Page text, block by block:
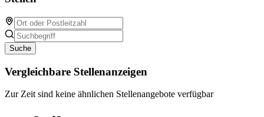
Suche
Vergleichbare Stellenanzeigen
Zur Zeit sind keine ähnlichen Stellenangebote verfügbar